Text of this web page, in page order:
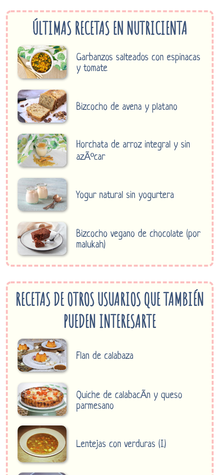
ÚLTIMAS RECETAS EN NUTRICIENTA
Garbanzos salteados con espinacas
y tomate
Bizcocho de avena y platano
Horchata de arroz integral y sin
azÃºcar
Yogur natural sin yogurtera
Bizcocho vegano de chocolate (por
malukah)
RECETAS DE OTROS USUARIOS QUE TAMBIÉN
PUEDEN INTERESARTE
Flan de calabaza
Quiche de calabacÃ­n y queso
parmesano
Lentejas con verduras (I)